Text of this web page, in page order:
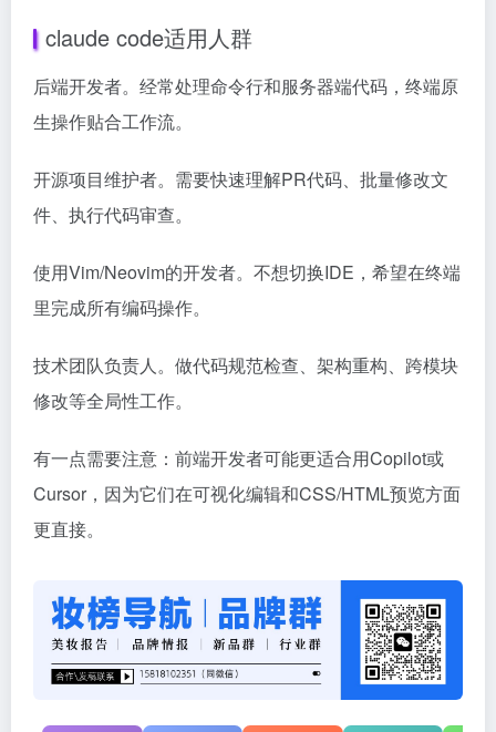
claude code适用人群
后端开发者。经常处理命令行和服务器端代码，终端原
生操作贴合工作流。
开源项目维护者。需要快速理解PR代码、批量修改文
件、执行代码审查。
使用Vim/Neovim的开发者。不想切换IDE，希望在终端
里完成所有编码操作。
技术团队负责人。做代码规范检查、架构重构、跨模块
修改等全局性工作。
有一点需要注意：前端开发者可能更适合用Copilot或
Cursor，因为它们在可视化编辑和CSS/HTML预览方面
更直接。